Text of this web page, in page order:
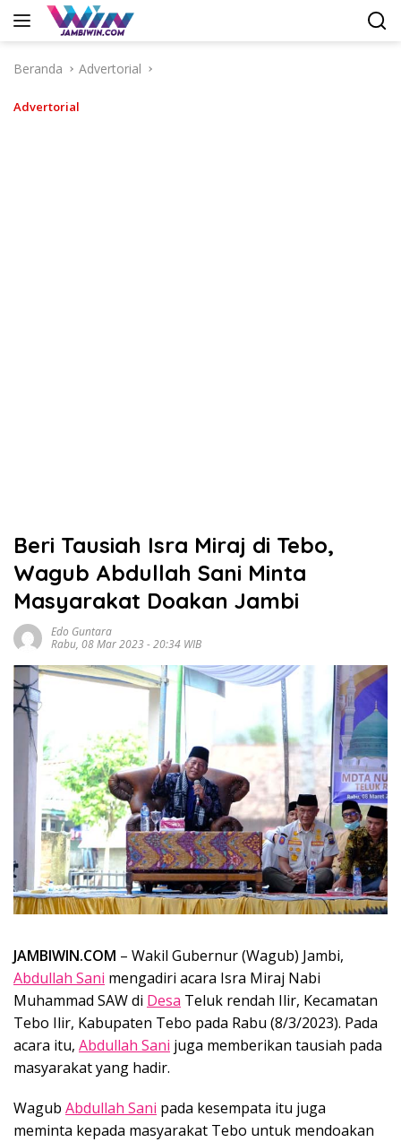
Langsung
Beranda
Advertorial
Advertorial
Beri Tausiah Isra Miraj di Tebo,
Wagub Abdullah Sani Minta
Masyarakat Doakan Jambi
Edo Guntara
Rabu, 08 Mar 2023 - 20:34 WIB
JAMBIWIN.COM – Wakil Gubernur (Wagub) Jambi,
Abdullah Sani mengadiri acara Isra Miraj Nabi
Muhammad SAW di Desa Teluk rendah Ilir, Kecamatan
Tebo Ilir, Kabupaten Tebo pada Rabu (8/3/2023). Pada
acara itu, Abdullah Sani juga memberikan tausiah pada
masyarakat yang hadir.
Wagub Abdullah Sani pada kesempata itu juga
meminta kepada masyarakat Tebo untuk mendoakan